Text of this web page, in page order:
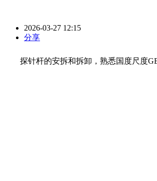
2026-03-27 12:15
分享
探针杆的安拆和拆卸，熟悉国度尺度GB/